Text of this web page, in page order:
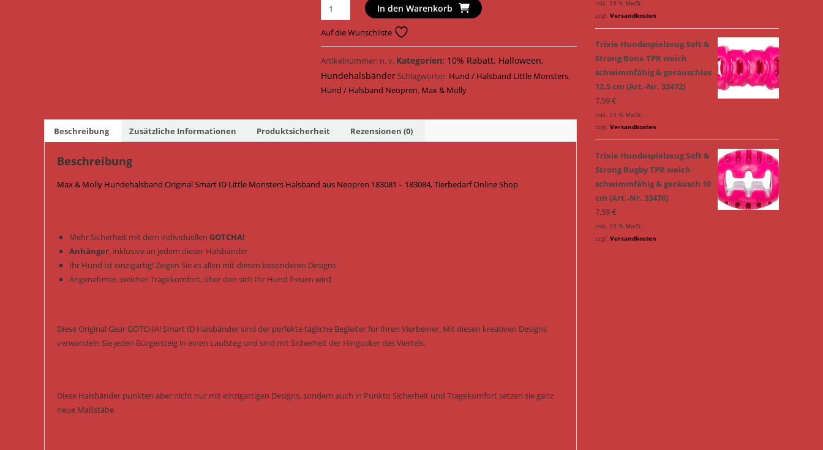
Max
&
Molly
Hundehalsband
Original
Smart
ID
183081
-
Little
In den Warenkorb
Auf die Wunschliste
Artikelnummer: n. v. Kategorien: 10% Rabatt, Halloween,
HundehalsbänderSchlagwörter: Hund / Halsband Little Monsters,
Hund / Halsband Neopren, Max & Molly
Beschreibung Zusätzliche Informationen Produktsicherheit Rezensionen (0)
Beschreibung
Max & Molly Hundehalsband Original Smart ID Little Monsters Halsband aus Neopren 183081 – 183084, Tierbedarf Online Shop
Mehr Sicherheit mit dem individuellen GOTCHA!
Anhänger, inklusive an jedem dieser Halsbänder
Ihr Hund ist einzigartig! Zeigen Sie es allen mit diesen besonderen Designs
Angenehmer, weicher Tragekomfort, über den sich Ihr Hund freuen wird
Diese Original Gear GOTCHA! Smart ID Halsbänder sind der perfekte tägliche Begleiter für Ihren Vierbeiner. Mit diesen kreativen Designs
verwandeln Sie jeden Bürgersteig in einen Laufsteg und sind mit Sicherheit der Hingucker des Viertels.
Diese Halsbänder punkten aber nicht nur mit einzigartigen Designs, sondern auch in Punkto Sicherheit und Tragekomfort setzen sie ganz
neue Maßstäbe.
inkl. 19 % MwSt.
zzgl. Versandkosten
Trixie Hundespielzeug Soft &
Strong Bone TPR weich
schwimmfähig & geräuschlos
12,5 cm (Art.-Nr. 33472)
7,59€
inkl. 19 % MwSt.
zzgl. Versandkosten
Trixie Hundespielzeug Soft &
Strong Rugby TPR weich
schwimmfähig & geräusch 10
cm (Art.-Nr. 33476)
7,59€
inkl. 19 % MwSt.
zzgl. Versandkosten